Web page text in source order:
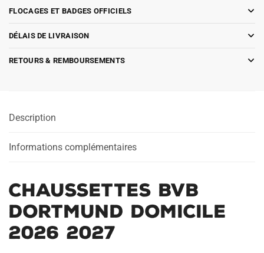
FLOCAGES ET BADGES OFFICIELS
DÉLAIS DE LIVRAISON
RETOURS & REMBOURSEMENTS
Description
Informations complémentaires
Chaussettes BVB
Dortmund Domicile
2026 2027